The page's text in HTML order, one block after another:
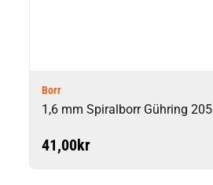
Borr
1,6 mm Spiralborr Gühring 205
41,00kr